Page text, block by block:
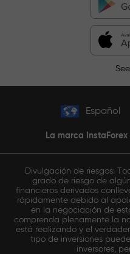
Español
La marca InstaForex
Divulgación de riesgos:
grado de riesgo de
financieros derivados
rápidamente debido al
en la negociación de
comprenda plenamente la
está realizando y el
tipo de inversiones
inversores,